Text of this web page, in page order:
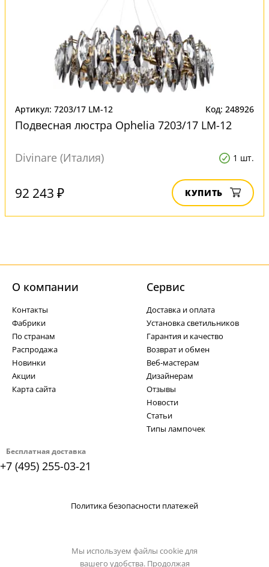
Артикул: 7203/17 LM-12 Код: 248926
Подвесная люстра Ophelia 7203/17 LM-12
Divinare (Италия) 1 шт.
92 243 ₽ КУПИТЬ
Бесплатная доставка
+7 (495) 255-03-21
О компании
Контакты
Фабрики
По странам
Распродажа
Новинки
Акции
Карта сайта
Cервис
Доставка и оплата
Установка светильников
Гарантия и качество
Возврат и обмен
Веб-мастерам
Дизайнерам
Отзывы
Новости
Статьи
Типы лампочек
Политика безопасности платежей
Мы используем файлы cookie для
вашего удобства. Продолжая